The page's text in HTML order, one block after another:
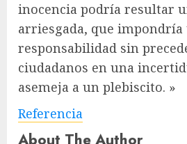
inocencia podría resultar
arriesgada, que impondría
responsabilidad sin
ciudadanos en una
asemeja a un plebiscito. »
Referencia